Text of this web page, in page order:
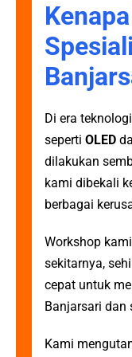
Di era
seperti OLED
dilakukan
kami dibekali
berbagai
Workshop
sekitarnya,
cepat untuk
Banjarsari dan
Kami